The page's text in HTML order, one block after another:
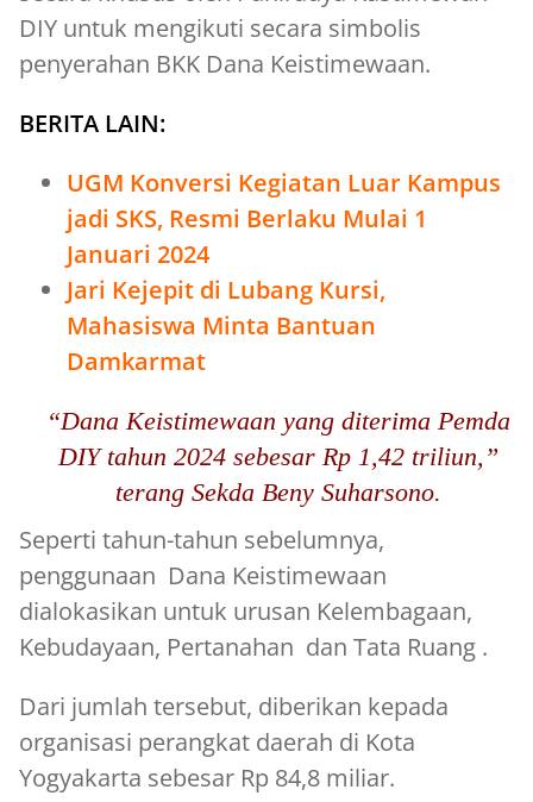
DIY untuk mengikuti secara simbolis
penyerahan BKK Dana Keistimewaan.
BERITA LAIN:
UGM Konversi Kegiatan Luar Kampus
jadi SKS, Resmi Berlaku Mulai 1
Januari 2024
Jari Kejepit di Lubang Kursi,
Mahasiswa Minta Bantuan
Damkarmat
“Dana Keistimewaan yang diterima Pemda
DIY tahun 2024 sebesar Rp 1,42 triliun,”
terang Sekda Beny Suharsono.
Seperti tahun-tahun sebelumnya,
penggunaan Dana Keistimewaan
dialokasikan untuk urusan Kelembagaan,
Kebudayaan, Pertanahan dan Tata Ruang .
Dari jumlah tersebut, diberikan kepada
organisasi perangkat daerah di Kota
Yogyakarta sebesar Rp 84,8 miliar.